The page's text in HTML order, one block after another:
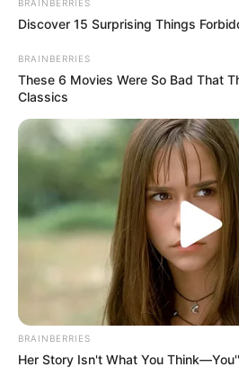
ΑΠΟΨΕΙΣ ΡΟΗ ΤΩΝ ΑΡΘΡΩΝ ΥΓΕΙΑ
ΕΜΒΟΛΙΑΖΟΜΑΣΤΕ Η
ΝΑ ΣΚΕΦΤΟΥΜΕ ΠΡΙΝ
ΠΟΙΟΥΣ ΕΠΙΣΤΗΜΟΝΕΣ
ΠΡΕΠΕΙ ΝΑ
ΕΜΒΟΛΙΑΖΟΜΑΣΤΕ Η ΟΧΙ; ΠΩΣ
ΑΠΟΦΑΣΙΣΟΥΜΕ. ΠΟΙΟΥΣ
ΠΡΕΠΕΙ ΝΑ ΕΜΠΙΣΤΕΥΤΟΥΜΕ.
ΕΙΝΑΙ ΥΠΕΡ ΤΩΝ ΕΜΒΟΛΙΩΝ...
BRAINBERRIES
Discover 15 Surprising Things
BRAINBERRIES
These 6 Movies Were So Bad That
Classics
BRAINBERRIES
Her Story Isn't What You